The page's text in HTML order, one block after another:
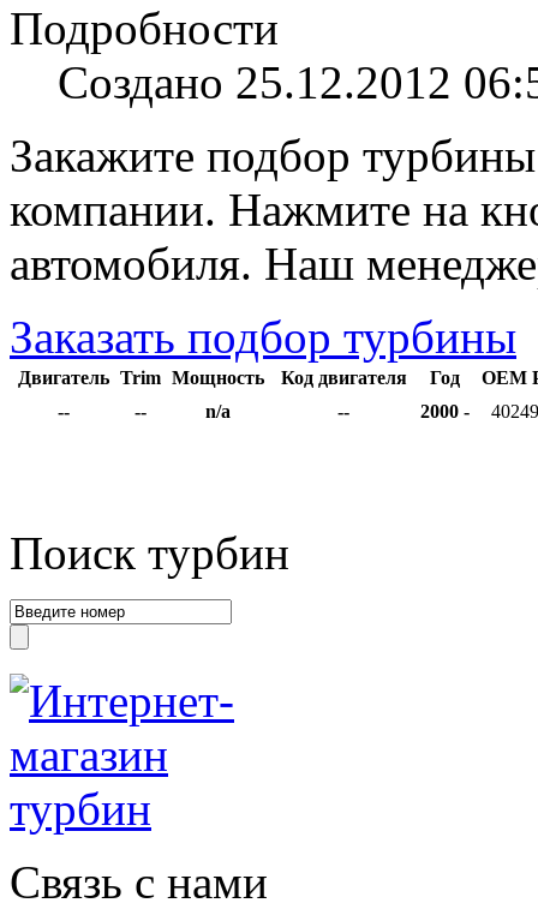
Подробности
Создано 25.12.2012
Закажите подбор
компании. Нажмите на
автомобиля. Наш
Заказать подбор турбины
Двигатель Trim Мощность Код двигателя Год
OEM
--
-- n/a -- 2000 -
Поиск турбин
Связь с нами